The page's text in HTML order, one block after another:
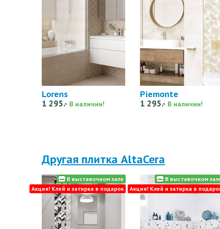
Lorens
1 295.- В наличии!
Piemonte
1 295.- В наличии!
Другая плитка AltaCera
В выставочном зале
Акция! Клей и затирка в подарок
В выставочном
Акция! Клей и затирка в